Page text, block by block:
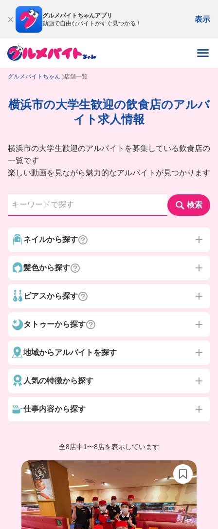
グルメバイトちゃんアプリ
動画で自由なバイトがすぐ見つかる！
表示
グルメバイトちゃん 店舗一覧
横浜市の大学生歓迎の飲食店のアルバ
イト求人情報
横浜市の大学生歓迎のアルバイトを募集している飲食店の
一覧です
楽しい動画を見ながら魅力的なアルバイトが見つかります
検索
ネイルから探す
髪色から探す
ピアスから探す
タトゥーから探す
地域からアルバイトを探す
人気の特徴から探す
仕事内容から探す
全8店中1 〜8店を表示しています